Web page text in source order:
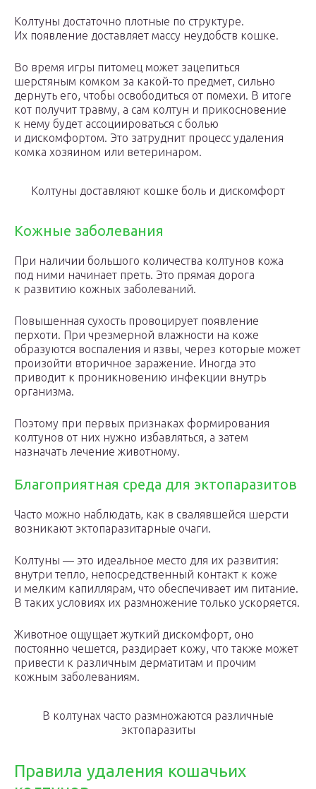
Колтуны достаточно плотные по структуре.
Их появление доставляет массу неудобств кошке.
Во время игры питомец может зацепиться
шерстяным комком за какой-то предмет, сильно
дернуть его, чтобы освободиться от помехи. В итоге
кот получит травму, а сам колтун и прикосновение
к нему будет ассоциироваться с болью
и дискомфортом. Это затруднит процесс удаления
комка хозяином или ветеринаром.
Колтуны доставляют кошке боль и дискомфорт
Кожные заболевания
При наличии большого количества колтунов кожа
под ними начинает преть. Это прямая дорога
к развитию кожных заболеваний.
Повышенная сухость провоцирует появление
перхоти. При чрезмерной влажности на коже
образуются воспаления и язвы, через которые может
произойти вторичное заражение. Иногда это
приводит к проникновению инфекции внутрь
организма.
Поэтому при первых признаках формирования
колтунов от них нужно избавляться, а затем
назначать лечение животному.
Благоприятная среда для эктопаразитов
Часто можно наблюдать, как в свалявшейся шерсти
возникают эктопаразитарные очаги.
Колтуны — это идеальное место для их развития:
внутри тепло, непосредственный контакт к коже
и мелким капиллярам, что обеспечивает им питание.
В таких условиях их размножение только ускоряется.
Животное ощущает жуткий дискомфорт, оно
постоянно чешется, раздирает кожу, что также может
привести к различным дерматитам и прочим
кожным заболеваниям.
В колтунах часто размножаются различные
эктопаразиты
Правила удаления кошачьих